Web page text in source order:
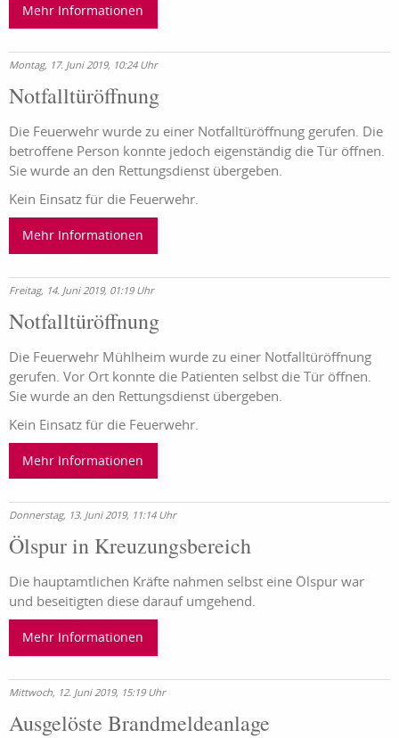
Mehr Informationen
Montag, 17. Juni 2019, 10:24 Uhr
Notfalltüröffnung
Die Feuerwehr wurde zu einer Notfalltüröffnung gerufen. Die
betroffene Person konnte jedoch eigenständig die Tür öffnen.
Sie wurde an den Rettungsdienst übergeben.
Kein Einsatz für die Feuerwehr.
Mehr Informationen
Freitag, 14. Juni 2019, 01:19 Uhr
Notfalltüröffnung
Die Feuerwehr Mühlheim wurde zu einer Notfalltüröffnung
gerufen. Vor Ort konnte die Patienten selbst die Tür öffnen.
Sie wurde an den Rettungsdienst übergeben.
Kein Einsatz für die Feuerwehr.
Mehr Informationen
Donnerstag, 13. Juni 2019, 11:14 Uhr
Ölspur in Kreuzungsbereich
Die hauptamtlichen Kräfte nahmen selbst eine Ölspur war
und beseitigten diese darauf umgehend.
Mehr Informationen
Mittwoch, 12. Juni 2019, 15:19 Uhr
Ausgelöste Brandmeldeanlage